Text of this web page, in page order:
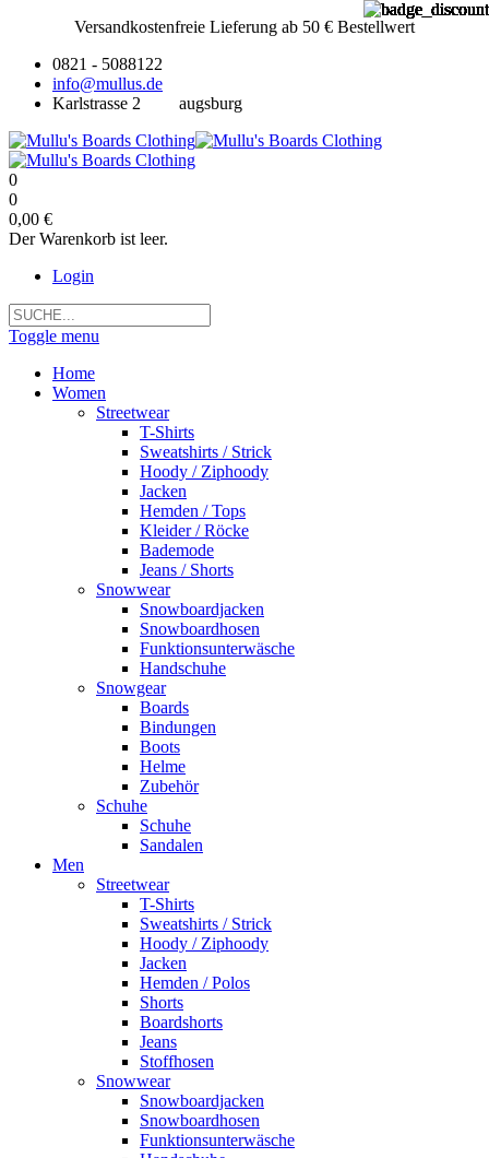
Versandkostenfreie Lieferung ab 50 € Bestellwert
0821 - 5088122
info@mullus.de
Karlstrasse 2
augsburg
0
0
0,00 €
Der Warenkorb ist leer.
Login
Toggle menu
Home
Women
Streetwear
T-Shirts
Sweatshirts / Strick
Hoody / Ziphoody
Jacken
Hemden / Tops
Kleider / Röcke
Bademode
Jeans / Shorts
Snowwear
Snowboardjacken
Snowboardhosen
Funktionsunterwäsche
Handschuhe
Snowgear
Boards
Bindungen
Boots
Helme
Zubehör
Schuhe
Schuhe
Sandalen
Men
Streetwear
T-Shirts
Sweatshirts / Strick
Hoody / Ziphoody
Jacken
Hemden / Polos
Shorts
Boardshorts
Jeans
Stoffhosen
Snowwear
Snowboardjacken
Snowboardhosen
Funktionsunterwäsche